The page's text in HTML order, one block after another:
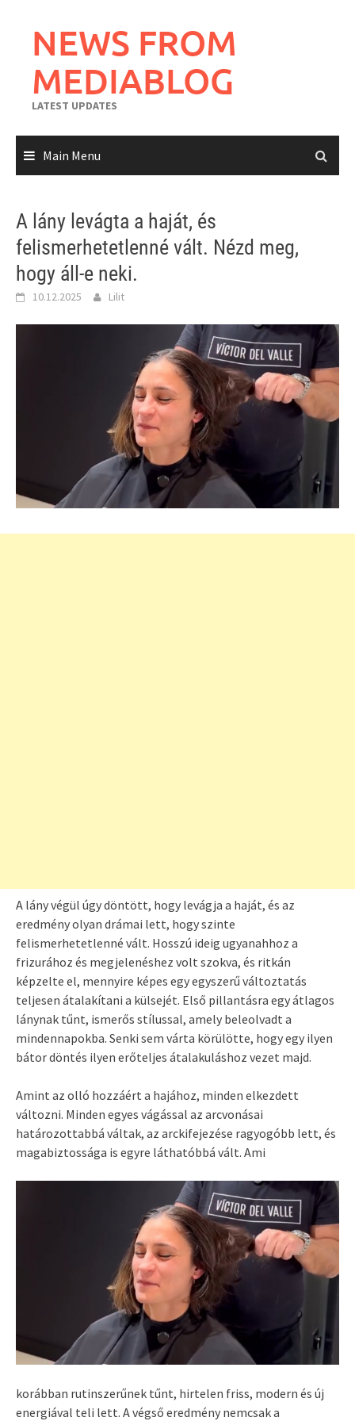
contentNEWS FROM
MEDIABLOG
LATEST UPDATES
Main Menu
A lány levágta a haját, és
felismerhetetlenné vált. Nézd meg,
hogy áll-e neki.
10.12.2025 Lilit
A lány végül úgy döntött, hogy levágja a haját, és az
eredmény olyan drámai lett, hogy szinte
felismerhetetlenné vált. Hosszú ideig ugyanahhoz a
frizurához és megjelenéshez volt szokva, és ritkán
képzelte el, mennyire képes egy egyszerű változtatás
teljesen átalakítani a külsejét. Első pillantásra egy átlagos
lánynak tűnt, ismerős stílussal, amely beleolvadt a
mindennapokba. Senki sem várta körülötte, hogy egy ilyen
bátor döntés ilyen erőteljes átalakuláshoz vezet majd.
Amint az olló hozzáért a hajához, minden elkezdett
változni. Minden egyes vágással az arcvonásai
határozottabbá váltak, az arckifejezése ragyogóbb lett, és
magabiztossága is egyre láthatóbbá vált. Ami
korábban rutinszerűnek tűnt, hirtelen friss, modern és új
energiával teli lett. A végső eredmény nemcsak a